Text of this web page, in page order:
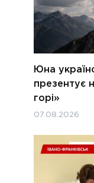
Юна
презентує
горі»
07.08.2026